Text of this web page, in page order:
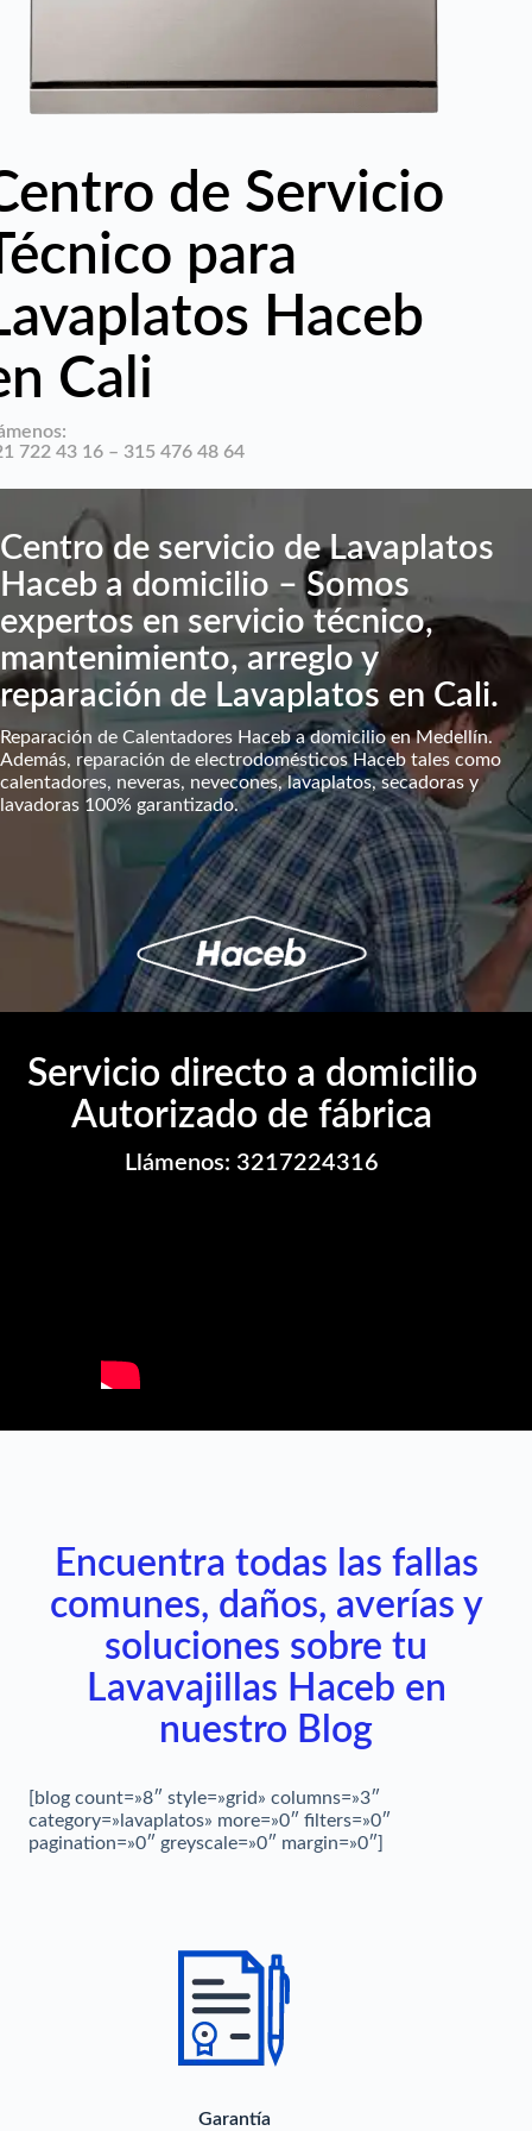
de Servicio
para
Haceb
Cali
722 43 16 – 315 476 48 64
Centro de servicio de Lavaplatos
Haceb a domicilio – Somos
expertos en servicio técnico,
mantenimiento, arreglo y
reparación de Lavaplatos en Cali.
Reparación de Calentadores Haceb a domicilio en Medellín.
Además, reparación de electrodomésticos Haceb tales como
calentadores, neveras, nevecones, lavaplatos, secadoras y
lavadoras 100% garantizado.
Servicio directo a domicilio
Autorizado de fábrica
Llámenos: 3217224316
Encuentra todas las fallas
comunes, daños, averías y
soluciones sobre tu
Lavavajillas Haceb en
nuestro Blog
[blog count=»8″ style=»grid» columns=»3″
category=»lavaplatos» more=»0″ filters=»0″
pagination=»0″ greyscale=»0″ margin=»0″]
Garantía